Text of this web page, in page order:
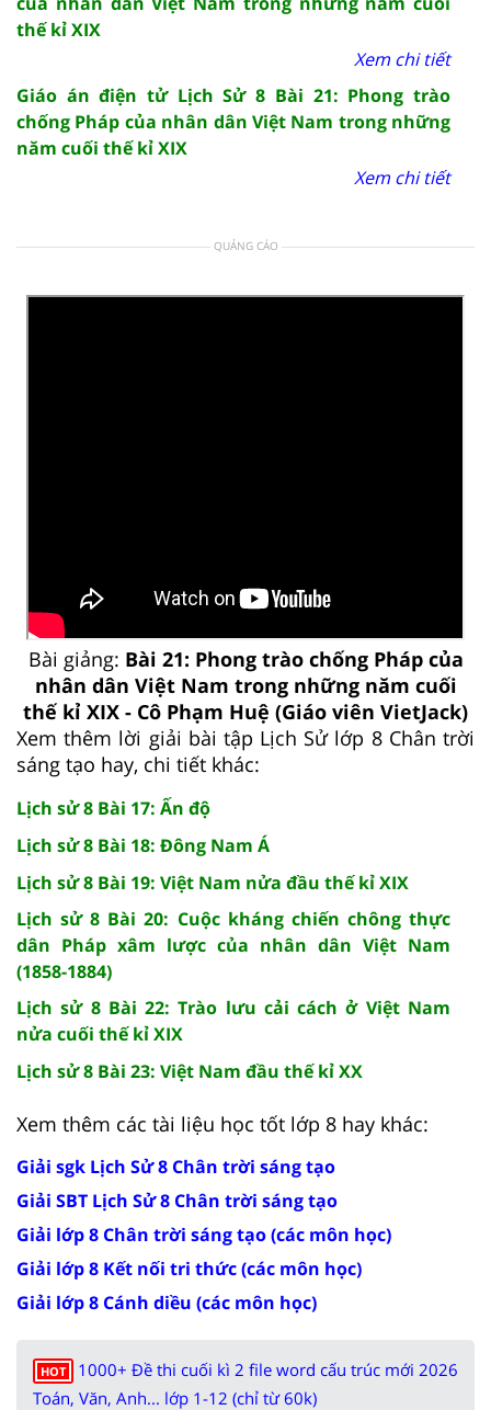
thế kỉ XIX
Xem chi tiết
Giáo án điện tử Lịch Sử 8 Bài 21: Phong trào
chống Pháp của nhân dân Việt Nam trong những
năm cuối thế kỉ XIX
Xem chi tiết
QUẢNG CÁO
Bài giảng: Bài 21: Phong trào chống Pháp của
nhân dân Việt Nam trong những năm cuối
thế kỉ XIX - Cô Phạm Huệ (Giáo viên VietJack)
Xem thêm lời giải bài tập Lịch Sử lớp 8 Chân trời
sáng tạo hay, chi tiết khác:
Lịch sử 8 Bài 17: Ấn độ
Lịch sử 8 Bài 18: Đông Nam Á
Lịch sử 8 Bài 19: Việt Nam nửa đầu thế kỉ XIX
Lịch sử 8 Bài 20: Cuộc kháng chiến chông thực
dân Pháp xâm lược của nhân dân Việt Nam
(1858-1884)
Lịch sử 8 Bài 22: Trào lưu cải cách ở Việt Nam
nửa cuối thế kỉ XIX
Lịch sử 8 Bài 23: Việt Nam đầu thế kỉ XX
Xem thêm các tài liệu học tốt lớp 8 hay khác:
Giải sgk Lịch Sử 8 Chân trời sáng tạo
Giải SBT Lịch Sử 8 Chân trời sáng tạo
Giải lớp 8 Chân trời sáng tạo (các môn học)
Giải lớp 8 Kết nối tri thức (các môn học)
Giải lớp 8 Cánh diều (các môn học)
HOT
1000+ Đề thi cuối kì 2 file word cấu trúc mới 2026
Toán, Văn, Anh... lớp 1-12 (chỉ từ 60k)